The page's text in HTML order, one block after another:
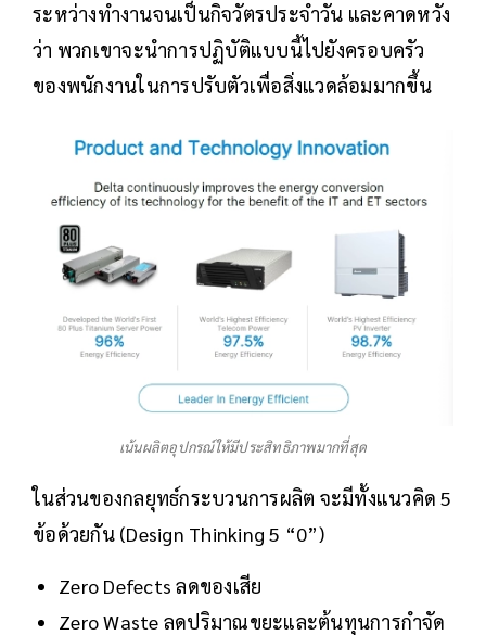
ระหว่างทำงานจนเป็นกิจวัตรประจำวัน และคาดหวัง
ว่า พวกเขาจะนำการปฏิบัติแบบนี้ไปยังครอบครัว
ของพนักงานในการปรับตัวเพื่อสิ่งแวดล้อมมากขึ้น
เน้นผลิตอุปกรณ์ให้มีประสิทธิภาพมากที่สุด
ในส่วนของกลยุทธ์กระบวนการผลิต จะมีทั้งแนวคิด 5
ข้อด้วยกัน (Design Thinking 5 “0”)
Zero Defects ลดของเสีย
Zero Waste ลดปริมาณขยะและต้นทุนการกำจัด